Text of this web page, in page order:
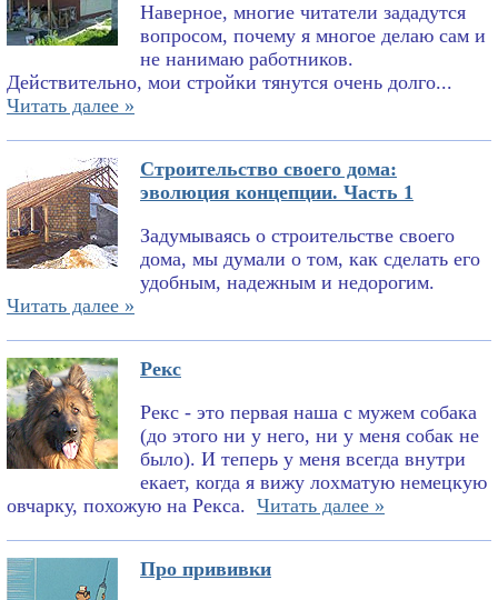
Наверное, многие читатели зададутся
вопросом, почему я многое делаю сам и
не нанимаю работников.
Действительно, мои стройки тянутся очень долго...
Читать далее »
Строительство своего дома:
эволюция концепции. Часть 1
Задумываясь о строительстве своего
дома, мы думали о том, как сделать его
удобным, надежным и недорогим.
Читать далее »
Рекс
Рекс - это первая наша с мужем собака
(до этого ни у него, ни у меня собак не
было). И теперь у меня всегда внутри
екает, когда я вижу лохматую немецкую
овчарку, похожую на Рекса. Читать далее »
Про прививки